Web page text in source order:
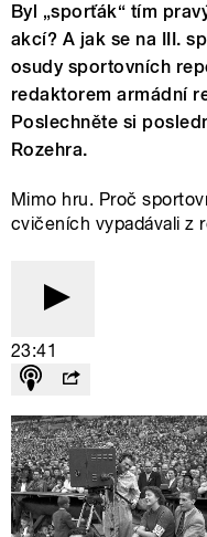
Byl „sporťák“ tím
akcí? A jak se na III.
osudy sportovních
redaktorem armádní
Poslechněte si
Rozehra.
Mimo hru. Proč
cvičeních vypadávali z
23:41